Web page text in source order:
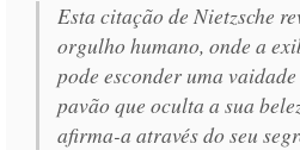
Esta citação de Nietzsche
orgulho humano, onde a
pode esconder uma
pavão que oculta a sua
afirma-a através do seu